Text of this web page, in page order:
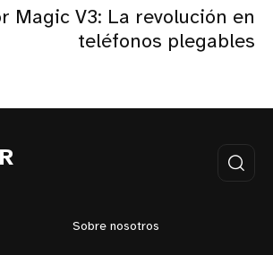
Magic V3: La revolución en
teléfonos plegables
Sobre nosotros